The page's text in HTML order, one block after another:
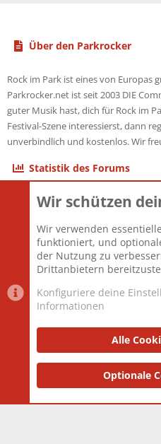
Über den Parkrocker
Rock im Park ist eines von Europas
Parkrocker.net ist seit 2003 DIE
guter Musik hast, dich für Rock im
Festival-Szene interessierst, dann
unverbindlich und kostenlos. Wir
Statistik des Forums
Themen
Mitglieder
Neuestes Mitglied
Community platform by XenForo®
and add-ons by ThemeHouse
Wir schützen
Wir verwenden
funktioniert, und
der Nutzung zu
Drittanbietern
Konfiguriere deine
Informationen
Alle
Optionale